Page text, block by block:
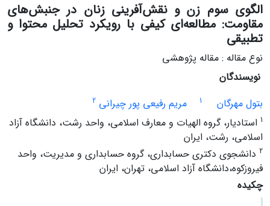
الگوی سوم زن و نقش‌آفرینی زنان در جنبش‌های
مقاومت: مطالعه‌ای کیفی با رویکرد تحلیل محتوا و
تطبیقی
نوع مقاله : مقاله پژوهشی
نویسندگان
بتول مهرگان
1 مریم رفیعی پور چیرانی 2
1 استادیار، گروه الهیات و معارف اسلامی، واحد رشت، دانشگاه آزاد
اسلامی، رشت، ایران
2 دانشجوی دکتری حسابداری، گروه حسابداری و مدیریت، واحد
فیروزکوه،دانشگاه آزاد اسلامی، تهران، ایران
چکیده